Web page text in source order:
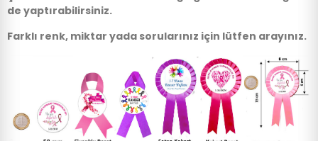
de yaptırabilirsiniz.
Farklı renk, miktar yada sorularınız için lütfen arayınız.